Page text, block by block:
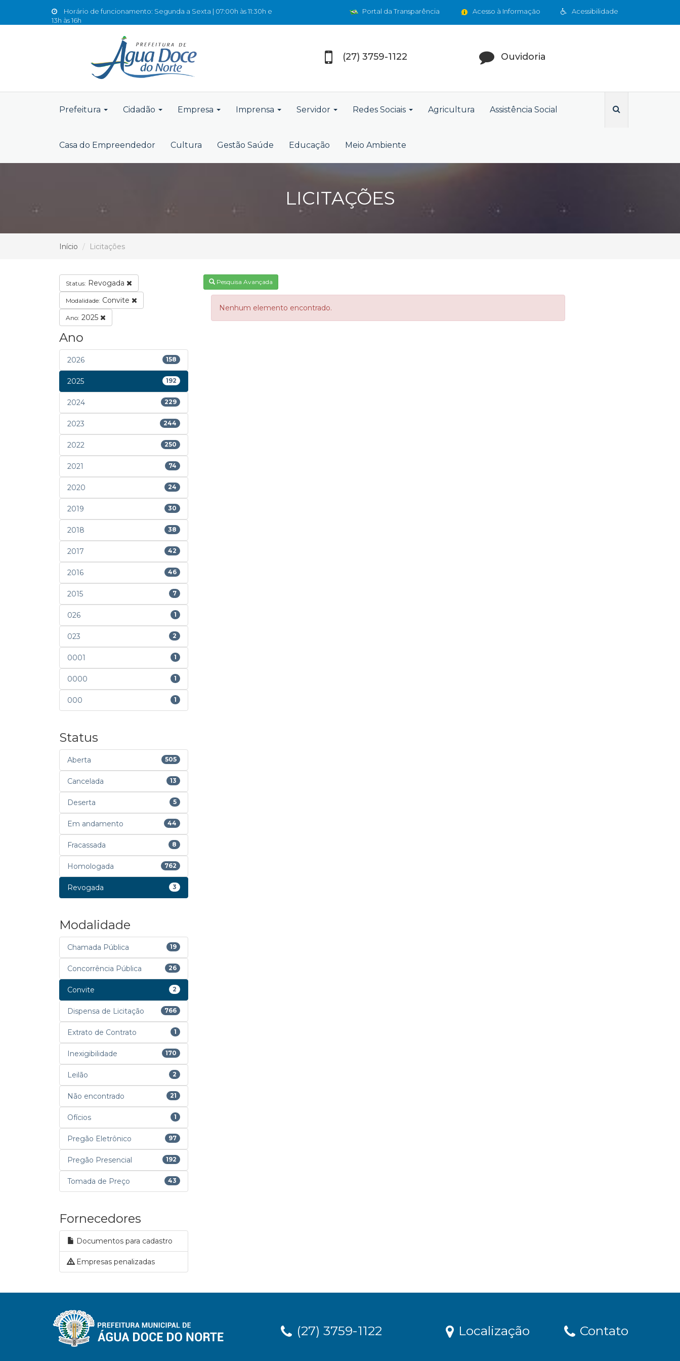
Horário de funcionamento: Segunda a Sexta | 07:00h às 11:30h e
13h às 16h
Acessibilidade
Acesso à Informação
Portal da Transparência
(27) 3759-1122 Ouvidoria
Prefeitura Cidadão Empresa Imprensa Servidor Redes Sociais Agricultura Assistência Social
Casa do Empreendedor Cultura Gestão Saúde Educação Meio Ambiente
LICITAÇÕES
Início Licitações
Status: Revogada
Modalidade: Convite
Ano: 2025
Ano
2026 158
2025 192
2024 229
2023 244
2022 250
2021 74
2020 24
2019 30
2018 38
2017 42
2016 46
2015 7
026 1
023 2
0001 1
0000 1
000 1
Status
Aberta 505
Cancelada 13
Deserta 5
Em andamento 44
Fracassada 8
Homologada 762
Revogada 3
Modalidade
Chamada Pública 19
Concorrência Pública 26
Convite 2
Dispensa de Licitação 766
Extrato de Contrato 1
Inexigibilidade 170
Leilão 2
Não encontrado 21
Ofícios 1
Pregão Eletrônico 97
Pregão Presencial 192
Tomada de Preço 43
Fornecedores
Documentos para cadastro
Empresas penalizadas
Pesquisa Avançada
Nenhum elemento encontrado.
(27) 3759-1122 Localização Contato